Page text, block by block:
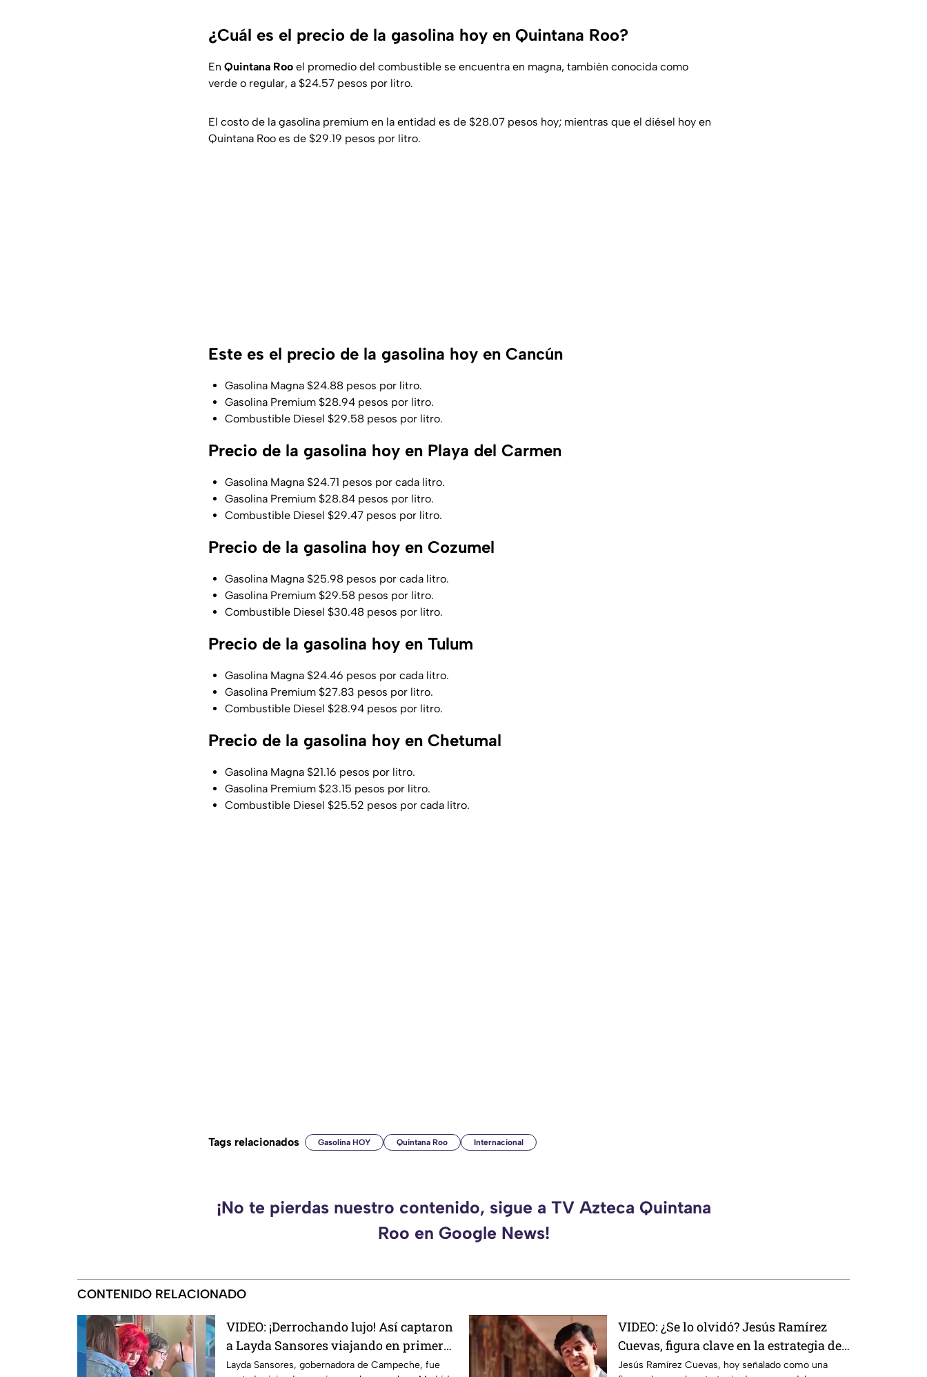
¿Cuál es el precio de la gasolina hoy en Quintana Roo?
En Quintana Roo el promedio del combustible se encuentra en magna, también conocida como
verde o regular, a $24.57 pesos por litro.
El costo de la gasolina premium en la entidad es de $28.07 pesos hoy; mientras que el diésel hoy en
Quintana Roo es de $29.19 pesos por litro.
Este es el precio de la gasolina hoy en Cancún
Gasolina Magna $24.88 pesos por litro.
Gasolina Premium $28.94 pesos por litro.
Combustible Diesel $29.58 pesos por litro.
Precio de la gasolina hoy en Playa del Carmen
Gasolina Magna $24.71 pesos por cada litro.
Gasolina Premium $28.84 pesos por litro.
Combustible Diesel $29.47 pesos por litro.
Precio de la gasolina hoy en Cozumel
Gasolina Magna $25.98 pesos por cada litro.
Gasolina Premium $29.58 pesos por litro.
Combustible Diesel $30.48 pesos por litro.
Precio de la gasolina hoy en Tulum
Gasolina Magna $24.46 pesos por cada litro.
Gasolina Premium $27.83 pesos por litro.
Combustible Diesel $28.94 pesos por litro.
Precio de la gasolina hoy en Chetumal
Gasolina Magna $21.16 pesos por litro.
Gasolina Premium $23.15 pesos por litro.
Combustible Diesel $25.52 pesos por cada litro.
Tags relacionados Gasolina HOY Quintana Roo Internacional
¡No te pierdas nuestro contenido, sigue a TV Azteca Quintana
Roo en Google News!
CONTENIDO RELACIONADO
VIDEO: ¡Derrochando lujo! Así captaron
a Layda Sansores viajando en primera
clase a Madrid; iba con su hermana
Layda Sansores, gobernadora de Campeche, fue
VIDEO: ¿Se lo olvidó? Jesús Ramírez
Cuevas, figura clave en la estrategia de
censura del gobierno, criticaba la
Jesús Ramírez Cuevas, hoy señalado como una